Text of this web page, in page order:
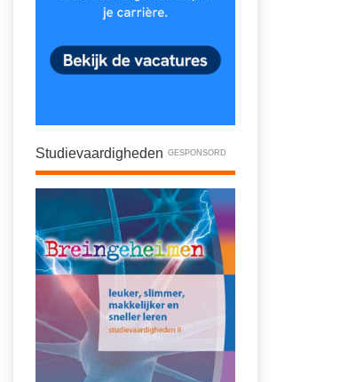
Studievaardigheden GESPONSORD